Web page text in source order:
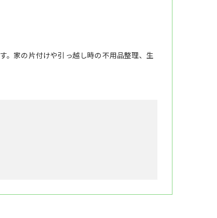
。家の片付けや引っ越し時の不用品整理、生